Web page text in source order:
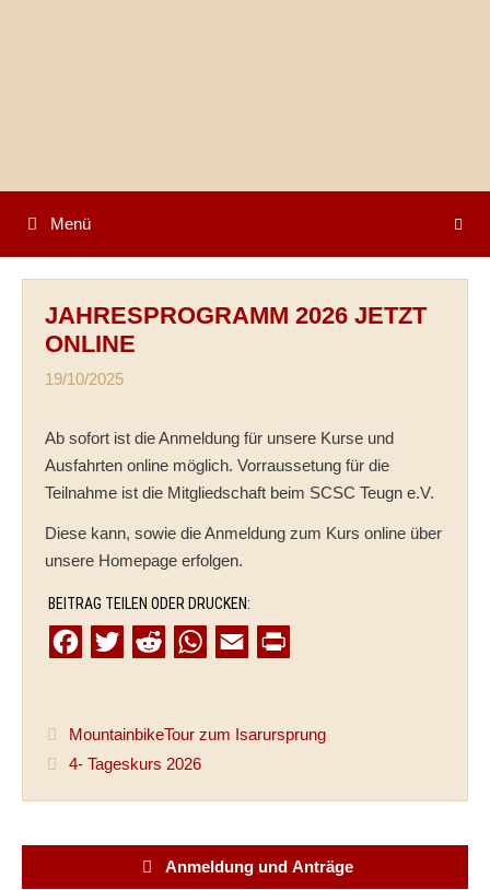
Menü
JAHRESPROGRAMM 2026 JETZT
ONLINE
19/10/2025
Ab sofort ist die Anmeldung für unsere Kurse und
Ausfahrten online möglich. Vorraussetung für die
Teilnahme ist die Mitgliedschaft beim SCSC Teugn e.V.
Diese kann, sowie die Anmeldung zum Kurs online über
unsere Homepage erfolgen.
BEITRAG TEILEN ODER DRUCKEN:
e
b
o
t
t
e
d
i
t
W
t
A
p
i
n
MountainbikeTour zum Isarursprung
4- Tageskurs 2026
Anmeldung und Anträge